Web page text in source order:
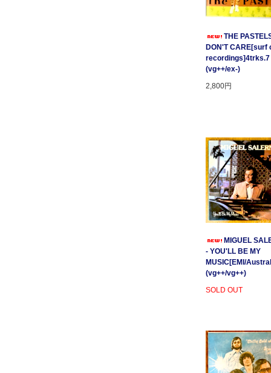
THE
DON'T CARE[surf
recordings]4trks.7
(vg++/ex-)
2,800円
MIGUEL
- YOU'LL BE MY
MUSIC[EMI/
(vg++/vg++)
SOLD OUT